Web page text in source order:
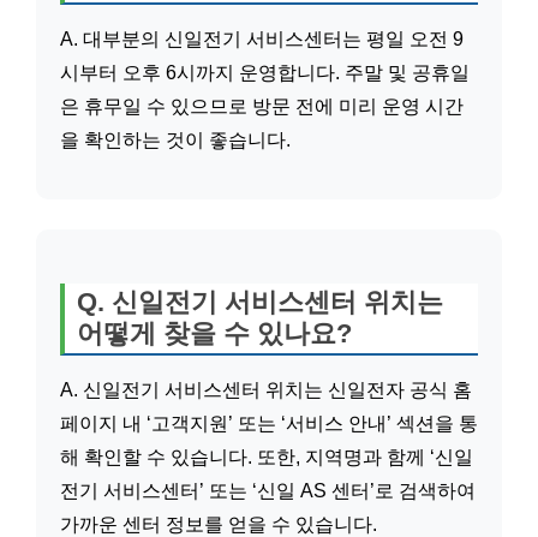
A. 대부분의 신일전기 서비스센터는 평일 오전 9
시부터 오후 6시까지 운영합니다. 주말 및 공휴일
은 휴무일 수 있으므로 방문 전에 미리 운영 시간
을 확인하는 것이 좋습니다.
Q. 신일전기 서비스센터 위치는
어떻게 찾을 수 있나요?
A. 신일전기 서비스센터 위치는 신일전자 공식 홈
페이지 내 ‘고객지원’ 또는 ‘서비스 안내’ 섹션을 통
해 확인할 수 있습니다. 또한, 지역명과 함께 ‘신일
전기 서비스센터’ 또는 ‘신일 AS 센터’로 검색하여
가까운 센터 정보를 얻을 수 있습니다.